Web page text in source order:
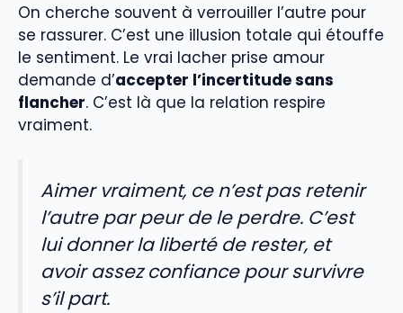
On cherche souvent à verrouiller l’autre pour
se rassurer. C’est une illusion totale qui étouffe
le sentiment. Le vrai lacher prise amour
demande d’accepter l’incertitude sans
flancher. C’est là que la relation respire
vraiment.
Aimer vraiment, ce n’est pas retenir
l’autre par peur de le perdre. C’est
lui donner la liberté de rester, et
avoir assez confiance pour survivre
s’il part.